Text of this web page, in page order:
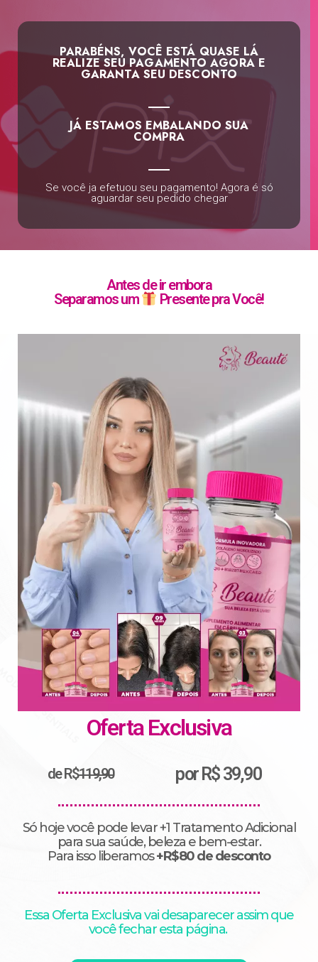
PARABÉNS, VOCÊ ESTÁ QUASE LÁ
REALIZE SEU PAGAMENTO AGORA E
GARANTA SEU DESCONTO
JÁ ESTAMOS EMBALANDO SUA
COMPRA
Se você ja efetuou seu pagamento! Agora é só
aguardar seu pedido chegar
Antes de ir embora
Separamos um
Presente pra Você!
Oferta Exclusiva
de R$119,90 por R$ 39,90
Só hoje você pode levar +1 Tratamento Adicional
para sua saúde, beleza e bem-estar.
Para isso liberamos+R$80 de desconto
Essa Oferta Exclusiva vai desaparecer assim que
você fechar esta página.